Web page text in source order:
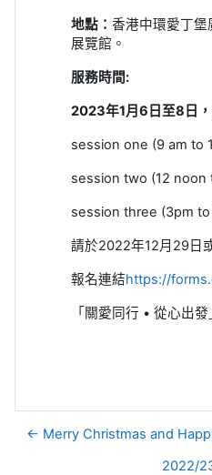
地點： 香港中環愛丁堡
展覽館。
服務時間:
2023年1月 6 日至8 日
session one (9 am to
session two (12
session three (3pm
請於2022年12月 29日
報名連結https://
「關愛同行 • 從心出發
← Merry Christmas and
2022/